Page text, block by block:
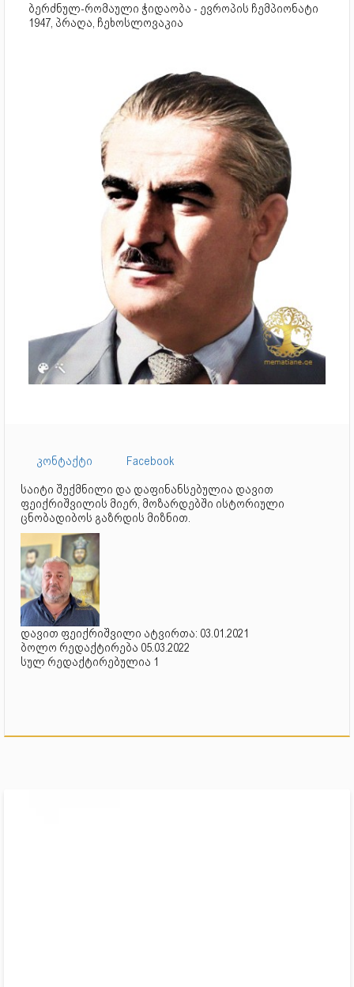
ბერძნულ-რომაული ჭიდაობა - ევროპის ჩემპიონატი
1947, პრაღა, ჩეხოსლოვაკია
კონტაქტი
Facebook
საიტი შექმნილი და დაფინანსებულია დავით
ფეიქრიშვილის მიერ, მოზარდებში ისტორიული
ცნობადიბოს გაზრდის მიზნით.
დავით ფეიქრიშვილი ატვირთა: 03.01.2021
ბოლო რედაქტირება 05.03.2022
სულ რედაქტირებულია 1